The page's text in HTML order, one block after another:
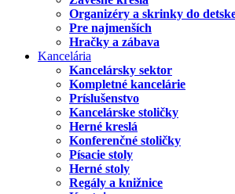
Organizéry a skrinky do
Pre najmenších
Hračky a zábava
Kancelária
Kancelársky sektor
Kompletné kancelárie
Príslušenstvo
Kancelárske stoličky
Herné kreslá
Konferenčné stoličky
Písacie stoly
Herné stoly
Regály a knižnice